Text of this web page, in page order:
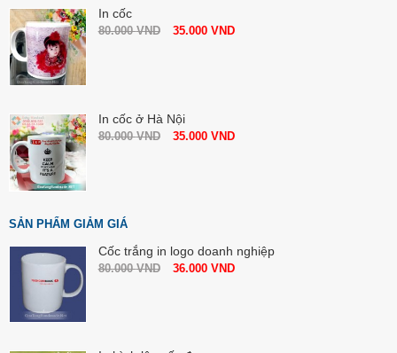
In cốc
80.000VND 35.000 VND
In cốc ở Hà Nội
80.000VND 35.000 VND
SẢN PHẨM GIẢM GIÁ
Cốc trắng in logo doanh nghiệp
80.000VND 36.000 VND